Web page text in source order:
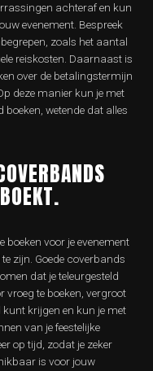
achteraf en kun
evenement. Bespreek
zoals het aantal
reiskosten. Daarnaast is
over de betalingstermijn
deze manier kun je met
wetende dat alles
boeken voor je evenement
zijn. Goede coverbands
dat je teleurgesteld
te boeken, vergroot
kunt krijgen en kun je met
van je feestelijke
op tijd, zodat je zeker
is voor jouw